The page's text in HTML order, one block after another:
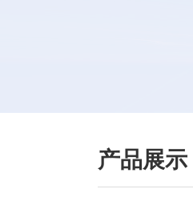
产品展示